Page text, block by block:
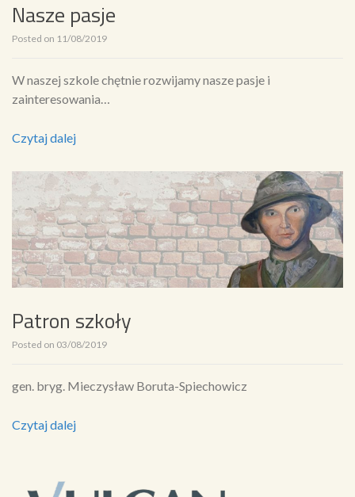
Nasze pasje
Posted on 11/08/2019
W naszej szkole chętnie rozwijamy nasze pasje i
zainteresowania…
Czytaj dalej
Patron szkoły
Posted on 03/08/2019
gen. bryg. Mieczysław Boruta-Spiechowicz
Czytaj dalej